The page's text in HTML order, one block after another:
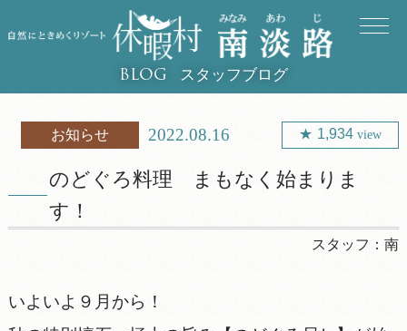
BLOG スタッフブログ
お知らせ 2022.08.16 1,934view
のどぐろ料理 まもなく始まりま
す！
スタッフ：南
いよいよ９月から！